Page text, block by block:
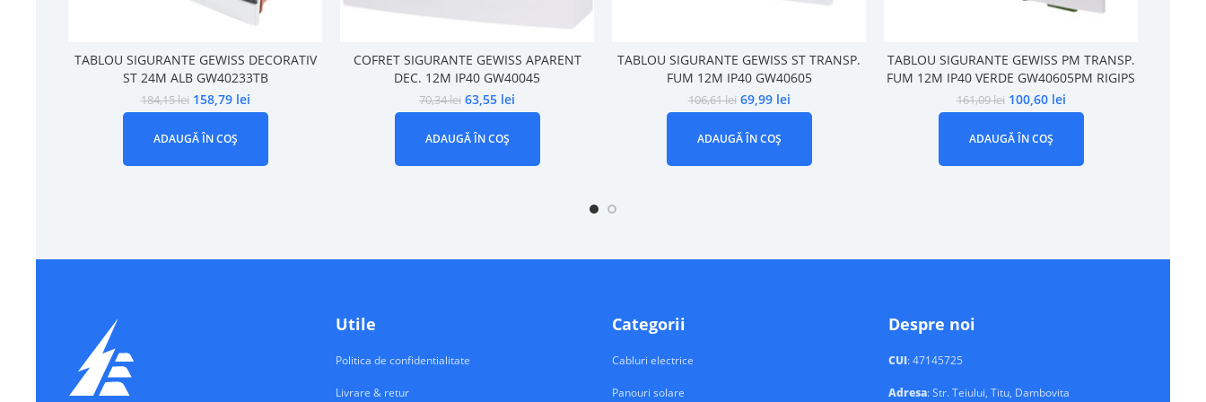
TABLOU SIGURANTE GEWISS DECORATIV
ST 24M ALB GW40233TB
184,15lei 158,79 lei
ADAUGĂ ÎN COȘ
COFRET SIGURANTE GEWISS APARENT
DEC. 12M IP40 GW40045
70,34lei 63,55 lei
ADAUGĂ ÎN COȘ
TABLOU SIGURANTE GEWISS ST TRANSP.
FUM 12M IP40 GW40605
106,61lei 69,99 lei
ADAUGĂ ÎN COȘ
TABLOU SIGURANTE GEWISS PM TRANSP.
FUM 12M IP40 VERDE GW40605PM RIGIPS
161,09lei 100,60 lei
ADAUGĂ ÎN COȘ
Utile
Politica de confidentialitate
Livrare & retur
Categorii
Cabluri electrice
Panouri solare
Despre noi
CUI: 47145725
Adresa: Str. Teiului, Titu, Dambovita